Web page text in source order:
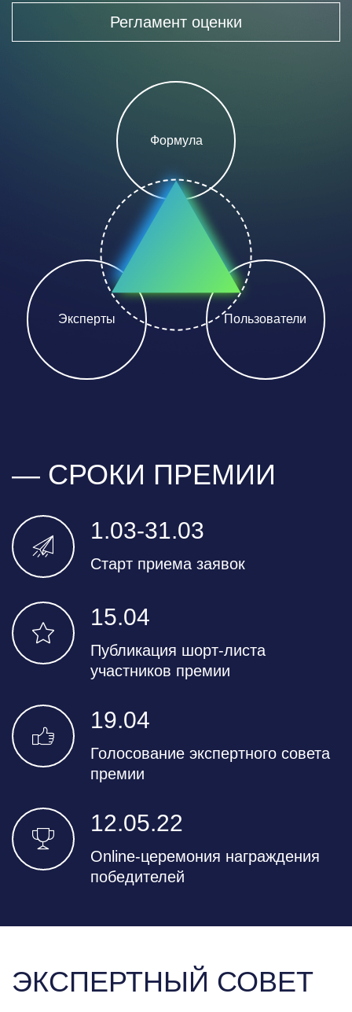
Регламент оценки
Формула
Эксперты Пользователи
— СРОКИ ПРЕМИИ
1.03-31.03
Старт приема заявок
15.04
Публикация шорт-листа
участников премии
19.04
Голосование экспертного совета
премии
12.05.22
Online-церемония награждения
победителей
ЭКСПЕРТНЫЙ СОВЕТ